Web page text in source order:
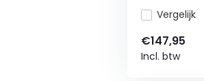
Vergelijk
€147,95
Incl. btw